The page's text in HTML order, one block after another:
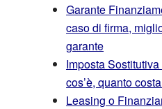
Garante
caso di firma,
garante
Imposta
cos’è, quanto
Leasing o